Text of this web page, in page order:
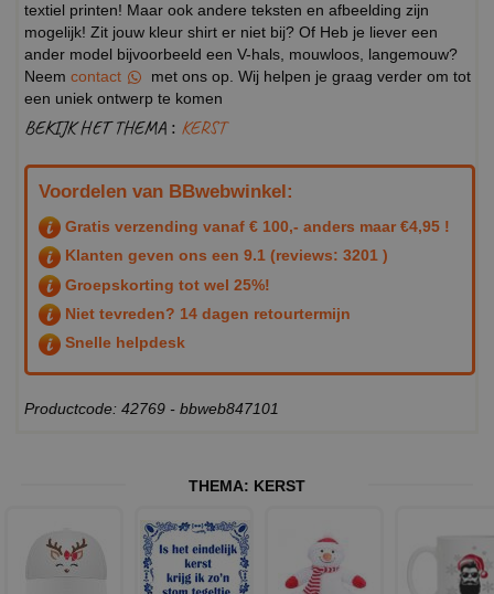
textiel printen! Maar ook andere teksten en afbeelding zijn
mogelijk! Zit jouw kleur shirt er niet bij? Of Heb je liever een
ander model bijvoorbeeld een V-hals, mouwloos, langemouw?
Neem contact
met ons op. Wij helpen je graag verder om tot
een uniek ontwerp te komen
BEKIJK HET THEMA : KERST
Voordelen van BBwebwinkel:
Gratis verzending vanaf € 100,- anders maar €4,95 !
Klanten geven ons een 9.1 (reviews: 3201 )
Groepskorting tot wel 25%!
Niet tevreden? 14 dagen retourtermijn
Snelle helpdesk
Productcode: 42769 - bbweb847101
THEMA: KERST